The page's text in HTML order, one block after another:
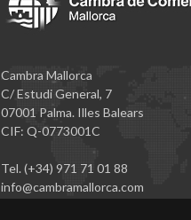
Cambra Mallorca
C/ Estudi General, 7
07001 Palma. Illes Balears
CIF: Q-0773001C
Tel. (+34) 971 71 01 88
info@cambramallorca.com